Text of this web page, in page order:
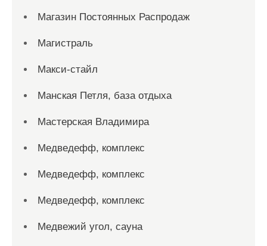
Магазин Постоянных Распродаж
Магистраль
Макси-стайл
Манская Петля, база отдыха
Мастерская Владимира
Медведефф, комплекс
Медведефф, комплекс
Медведефф, комплекс
Медвежий угол, сауна